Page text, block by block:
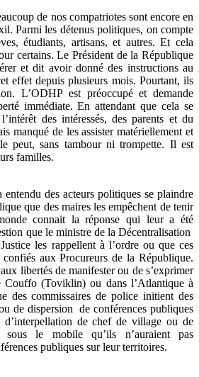
de nos compatriotes sont encore en
Parmi les détenus politiques, on compte
étudiants, artisans, et autres. Et cela
certains. Le Président de la République
et dit avoir donné des instructions au
effet depuis plusieurs mois. Pourtant, ils
L’ODHP est préoccupé et demande
immédiate. En attendant que cela se
des intéressés, des parents et du
manqué de les assister matériellement et
peut, sans tambour ni trompette. Il est
familles.
des acteurs politiques se plaindre
que des maires les empêchent de tenir
connait la réponse qui leur a été
que le ministre de la Décentralisation
les rappellent à l’ordre ou que ces
aux Procureurs de la République.
libertés de manifester ou de s’exprimer
Couffo (Toviklin) ou dans l’Atlantique à
des commissaires de police initient des
de dispersion de conférences publiques
d’interpellation de chef de village ou de
sous le mobile qu’ils n’auraient pas
publiques sur leur territoires.